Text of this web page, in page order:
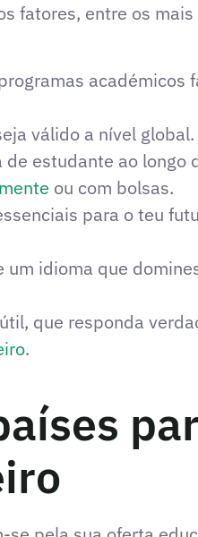
fatores, entre os
académicos
válido a nível global.
estudante ao longo
ou com bolsas.
para o teu
idioma que
que responda
.